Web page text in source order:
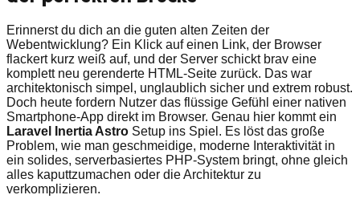
Erinnerst du dich an die guten alten Zeiten der
Webentwicklung? Ein Klick auf einen Link, der Browser
flackert kurz weiß auf, und der Server schickt brav eine
komplett neu gerenderte HTML-Seite zurück. Das war
architektonisch simpel, unglaublich sicher und extrem robust.
Doch heute fordern Nutzer das flüssige Gefühl einer nativen
Smartphone-App direkt im Browser. Genau hier kommt ein
Laravel Inertia Astro Setup ins Spiel. Es löst das große
Problem, wie man geschmeidige, moderne Interaktivität in
ein solides, serverbasiertes PHP-System bringt, ohne gleich
alles kaputtzumachen oder die Architektur zu
verkomplizieren.